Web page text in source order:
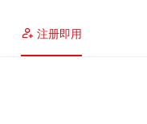
注册即用